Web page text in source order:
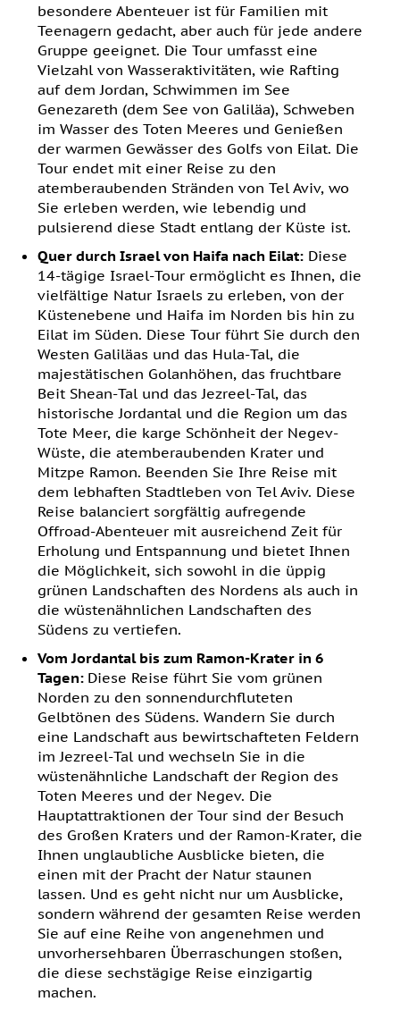
besondere Abenteuer ist für Familien mit
Teenagern gedacht, aber auch für jede andere
Gruppe geeignet. Die Tour umfasst eine
Vielzahl von Wasseraktivitäten, wie Rafting
auf dem Jordan, Schwimmen im See
Genezareth (dem See von Galiläa), Schweben
im Wasser des Toten Meeres und Genießen
der warmen Gewässer des Golfs von Eilat. Die
Tour endet mit einer Reise zu den
atemberaubenden Stränden von Tel Aviv, wo
Sie erleben werden, wie lebendig und
pulsierend diese Stadt entlang der Küste ist.
Quer durch Israel von Haifa nach Eilat: Diese
14-tägige Israel-Tour ermöglicht es Ihnen, die
vielfältige Natur Israels zu erleben, von der
Küstenebene und Haifa im Norden bis hin zu
Eilat im Süden. Diese Tour führt Sie durch den
Westen Galiläas und das Hula-Tal, die
majestätischen Golanhöhen, das fruchtbare
Beit Shean-Tal und das Jezreel-Tal, das
historische Jordantal und die Region um das
Tote Meer, die karge Schönheit der Negev-
Wüste, die atemberaubenden Krater und
Mitzpe Ramon. Beenden Sie Ihre Reise mit
dem lebhaften Stadtleben von Tel Aviv. Diese
Reise balanciert sorgfältig aufregende
Offroad-Abenteuer mit ausreichend Zeit für
Erholung und Entspannung und bietet Ihnen
die Möglichkeit, sich sowohl in die üppig
grünen Landschaften des Nordens als auch in
die wüstenähnlichen Landschaften des
Südens zu vertiefen.
Vom Jordantal bis zum Ramon-Krater in 6
Tagen: Diese Reise führt Sie vom grünen
Norden zu den sonnendurchfluteten
Gelbtönen des Südens. Wandern Sie durch
eine Landschaft aus bewirtschafteten Feldern
im Jezreel-Tal und wechseln Sie in die
wüstenähnliche Landschaft der Region des
Toten Meeres und der Negev. Die
Hauptattraktionen der Tour sind der Besuch
des Großen Kraters und der Ramon-Krater, die
Ihnen unglaubliche Ausblicke bieten, die
einen mit der Pracht der Natur staunen
lassen. Und es geht nicht nur um Ausblicke,
sondern während der gesamten Reise werden
Sie auf eine Reihe von angenehmen und
unvorhersehbaren Überraschungen stoßen,
die diese sechstägige Reise einzigartig
machen.